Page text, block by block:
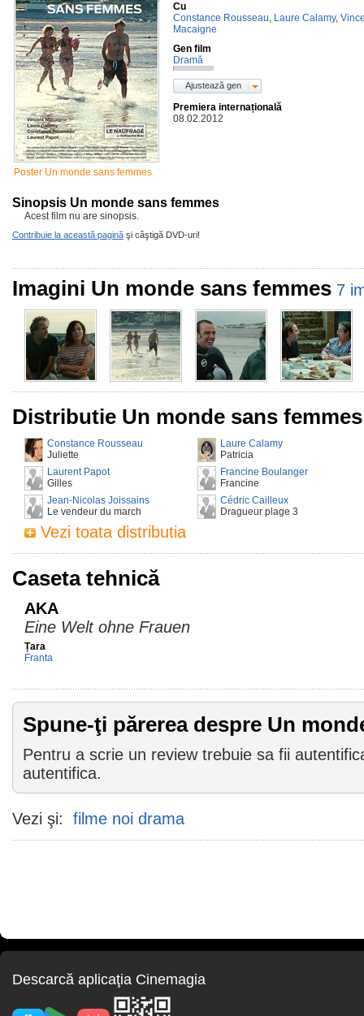
Poster Un monde sans femmes
Cu
Constance Rousseau, Laure Calamy,
Macaigne
Gen film
Dramă
Ajustează gen
Premiera internațională
08.02.2012
Sinopsis Un monde sans femmes
Acest film nu are sinopsis.
Contribuie la această pagină şi câştigă DVD-uri!
Imagini Un monde sans femmes 7
Distributie Un monde sans femmes
Constance Rousseau
Juliette
Laure Calamy
Patricia
Laurent Papot
Gilles
Francine Boulanger
Francine
Jean-Nicolas Joissains
Le vendeur du march
Cédric Cailleux
Dragueur plage 3
Vezi toata distributia
Caseta tehnică
AKA
Eine Welt ohne Frauen
Țara
Franta
Spune-ţi părerea despre Un
Pentru a scrie un review trebuie sa fii
autentifica.
Vezi şi: filme noi drama
Descarcă aplicaţia Cinemagia